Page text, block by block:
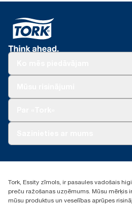
+371 29141799
Atrast izplatītāju
Ulbrokas street 19A
Tork, Essity zīmols, ir pasaules vadošais
preču ražošanas uzņēmums. Mūsu mērķis
mūsu produktus un veselības aprūpes